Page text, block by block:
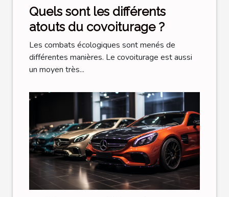
Quels sont les différents
atouts du covoiturage ?
Les combats écologiques sont menés de
différentes manières. Le covoiturage est aussi
un moyen très...